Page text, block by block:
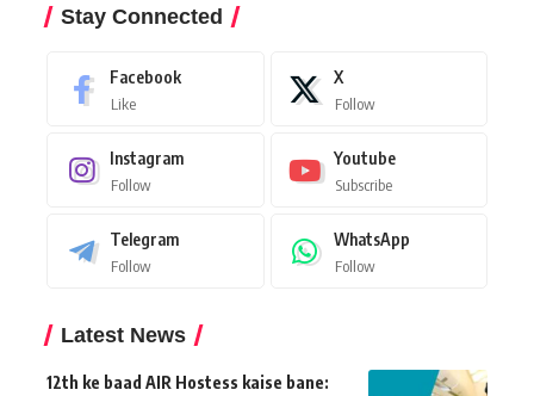
Stay Connected
Facebook
Like
X
Follow
Instagram
Follow
Youtube
Subscribe
Telegram
Follow
WhatsApp
Follow
Latest News
12th ke baad AIR Hostess kaise bane: